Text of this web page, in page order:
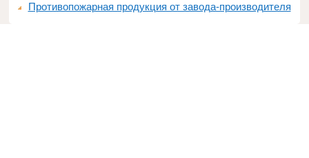
Противопожарная продукция от завода-производителя